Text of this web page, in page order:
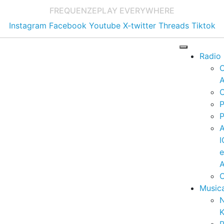
FREQUENZEPLAY EVERYWHERE
Instagram Facebook Youtube X-twitter Threads Tiktok
Radio
e